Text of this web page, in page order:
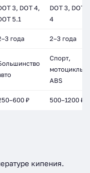
3, DOT 4,
5.1
DOT 3, DOT
4
года 2–3 года
Спорт,
мотоциклы,
ABS
₽ 500–1200 ₽
кипения.